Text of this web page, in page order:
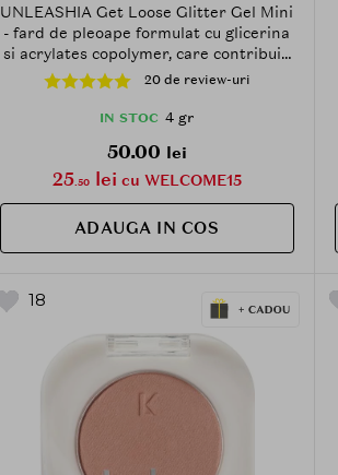
UNLEASHIA Get Loose Glitter Gel Mini
- fard de pleoape formulat cu glicerina
si acrylates copolymer, care contribuie
la aplicarea uniforma si la mentinerea
glitterului pe pleoape - 4 gr - No. 1
Aurora Catcher
20 de review-uri
IN STOC 4 gr
50.00 lei
25.50lei cu WELCOME15
ADAUGA IN COS
18